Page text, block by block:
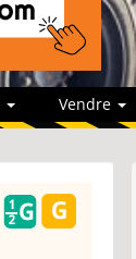
Vendre